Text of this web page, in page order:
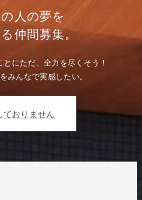
人の夢を
仲間募集。
にただ、全力を尽くそう！
みんなで実感したい。
ておりません